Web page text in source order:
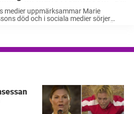
medier uppmärksammar Marie
död och i sociala medier sörjer
Maja Francis. En världsartist har ...